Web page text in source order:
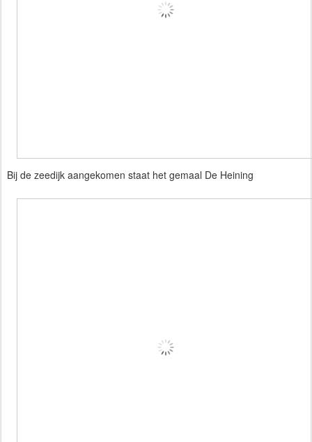
Bij de zeedijk aangekomen staat het gemaal De Heining